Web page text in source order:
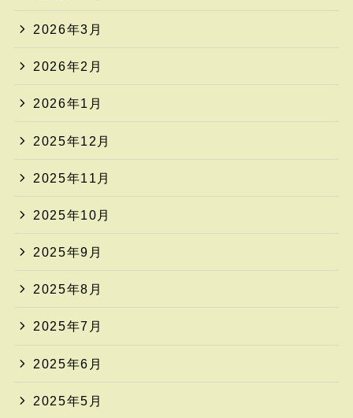
2026年3月
2026年2月
2026年1月
2025年12月
2025年11月
2025年10月
2025年9月
2025年8月
2025年7月
2025年6月
2025年5月